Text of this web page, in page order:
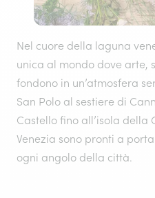
Nel cuore della laguna
unica al mondo dove arte,
fondono in un’atmosfera
San Polo al sestiere di
Castello fino all’isola della
Venezia sono pronti a
ogni angolo della città.